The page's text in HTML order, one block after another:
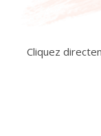
Cliquez